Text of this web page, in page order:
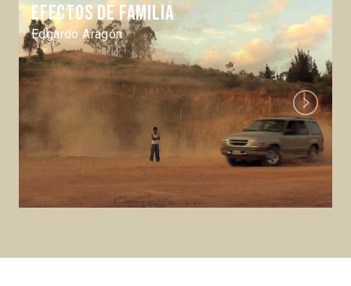
Efectos de familia
Edgardo Aragón
Next